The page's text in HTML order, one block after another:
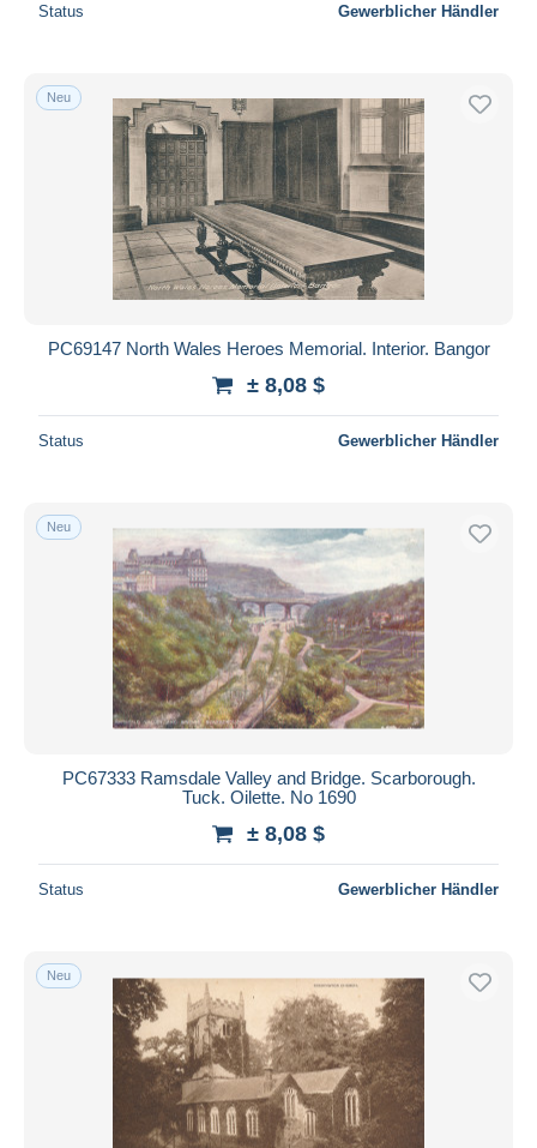
Status Gewerblicher Händler
Neu
PC69147 North Wales Heroes Memorial. Interior. Bangor
± 8,08 $
Status Gewerblicher Händler
Neu
PC67333 Ramsdale Valley and Bridge. Scarborough.
Tuck. Oilette. No 1690
± 8,08 $
Status Gewerblicher Händler
Neu